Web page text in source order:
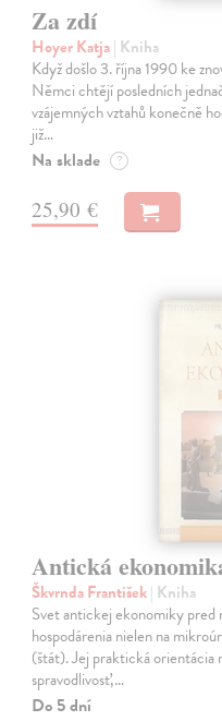
Za zdí
Hoyer Katja| Kniha
Když došlo 3. října 1990 ke
Němci chtějí posledních
vzájemných vztahů konečně
již…
Na sklade ?
25,90 €
Antická
Škvrnda František| Kniha
Svet antickej ekonomiky pred
hospodárenia nielen na
(štát). Jej praktická orientácia
spravodlivosť,…
Do 5 dní